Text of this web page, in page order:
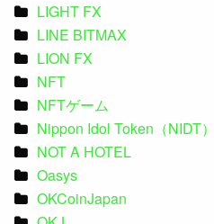
LIGHT FX
LINE BITMAX
LION FX
NFT
NFTゲーム
Nippon Idol Token（NIDT）
NOT A HOTEL
Oasys
OKCoinJapan